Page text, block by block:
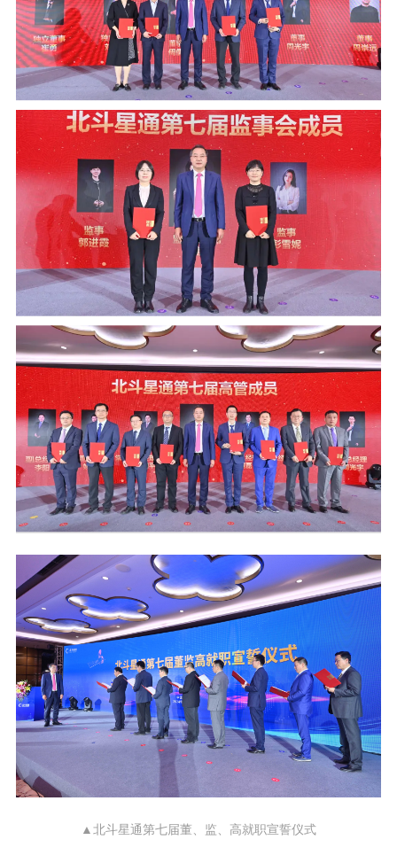
▲北斗星通第七届董、监、高就职宣誓仪式